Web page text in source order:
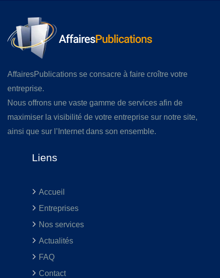
AffairesPublications se consacre à faire croître votre
entreprise.
Nous offrons une vaste gamme de services afin de
maximiser la visibilité de votre entreprise sur notre site,
ainsi que sur l’Internet dans son ensemble.
Liens
Accueil
Entreprises
Nos services
Actualités
FAQ
Contact